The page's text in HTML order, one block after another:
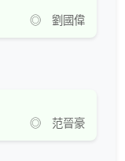
◎ 劉國偉
◎ 范晉豪